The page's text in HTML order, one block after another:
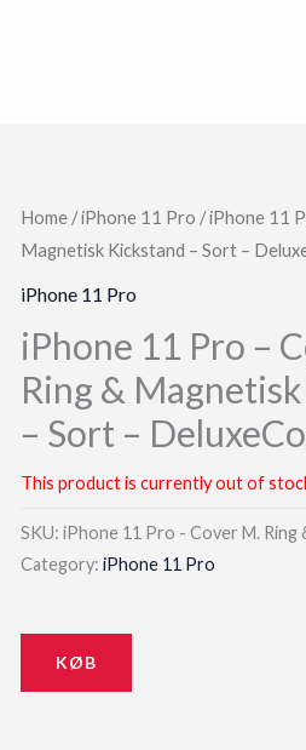
Home /iPhone 11 Pro / iPhone 11
Magnetisk Kickstand – Sort –
iPhone 11 Pro
iPhone 11 Pro –
Ring &
– Sort –
This product is currently out of
SKU:iPhone 11 Pro - Cover M. Ring
Category:iPhone 11 Pro
KØB